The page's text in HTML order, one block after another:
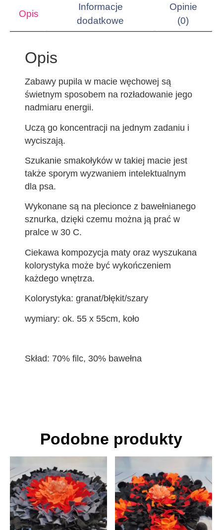
Opis
Informacje
dodatkowe
Opinie
(0)
Opis
Zabawy pupila w macie węchowej są
świetnym sposobem na rozładowanie jego
nadmiaru energii.
Uczą go koncentracji na jednym zadaniu i
wyciszają.
Szukanie smakołyków w takiej macie jest
także sporym wyzwaniem intelektualnym
dla psa.
Wykonane są na plecionce z bawełnianego
sznurka, dzięki czemu można ją prać w
pralce w 30 C.
Ciekawa kompozycja maty oraz wyszukana
kolorystyka może być wykończeniem
każdego wnętrza.
Kolorystyka: granat/błękit/szary
wymiary: ok. 55 x 55cm, koło
Skład: 70% filc, 30% bawełna
Podobne produkty